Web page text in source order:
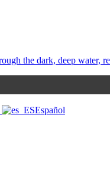
Español